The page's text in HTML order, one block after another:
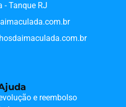
- Tanque RJ
e reembolso